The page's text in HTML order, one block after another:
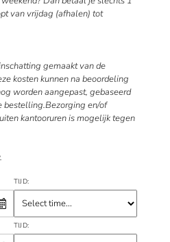
van vrijdag (afhalen) tot
gemaakt van de
kosten kunnen na beoordeling
worden aangepast, gebaseerd
bestelling.Bezorging en/of
kantooruren is mogelijk tegen
TIJD:
TIJD: